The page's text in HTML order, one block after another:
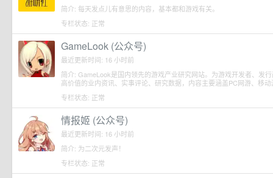
简介: 每天发点儿有意思的内容，基本都和游戏有关。
专栏状态: 正常
GameLook (公众号)
最近更新时间: 16 小时前
简介: GameLook是国内领先的游戏产业研究网站。为游戏开发者、发
高价值的业内资讯、实事评论、研究数据，内容主要涵盖PC网游、移
专栏状态: 正常
情报姬 (公众号)
最近更新时间: 16 小时前
简介: 为二次元发声！
专栏状态: 正常